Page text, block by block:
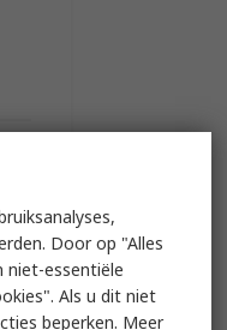
Door op "Alles
niet-essentiële
Als u dit niet
beperken. Meer